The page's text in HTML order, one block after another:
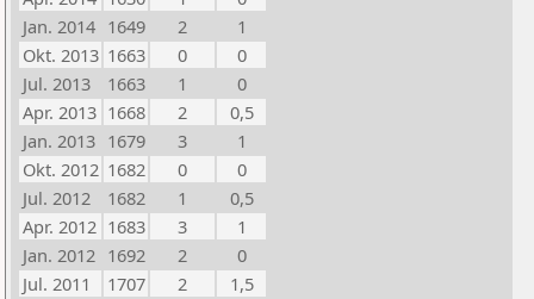
Jan. 2014 1649 2
1
Okt. 2013 1663 0
0
Jul. 2013
1663 1
0
Apr. 2013 1668 2
0,5
Jan. 2013 1679 3
1
Okt. 2012 1682 0
0
Jul. 2012
1682 1
0,5
Apr. 2012 1683 3
1
Jan. 2012 1692 2
0
Jul. 2011
1707 2
1,5